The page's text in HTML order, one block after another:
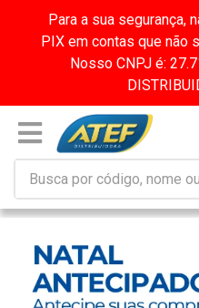
Para a sua segurança,
PIX em contas que não
Nosso CNPJ é: